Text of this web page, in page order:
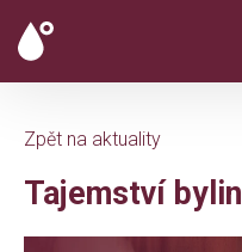
Zpět na aktuality
Tajemství bylin